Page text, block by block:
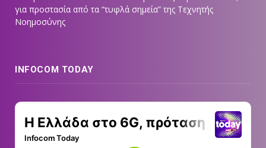
για προστασία από τα “τυφλά σημεία” της Τεχνητής
Νοημοσύνης
INFOCOM TODAY